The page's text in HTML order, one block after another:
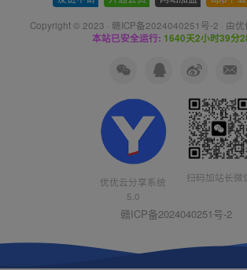
Copyright © 2023 · 赣ICP备2024040251号-2 · 由
本站已安全运行: 1640天2小时39分
优优云分享系统
5.0
扫码加站长微
赣ICP备2024040251号-2